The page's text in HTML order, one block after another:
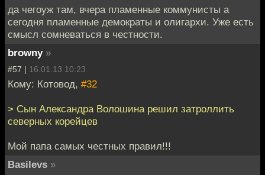
да чегоуж там, вчера пламенные коммунисты а
сегодня пламенные демократы и олигархи. Уже есть
смысл сомневаться в честности.
browny »
#57 | 16.01.13 10:23
Кому: Котовод, #32
> Сын Александра Волошина решил затроллить
северных корейцев
Мой папа самых честных правил!!!
Basilevs »